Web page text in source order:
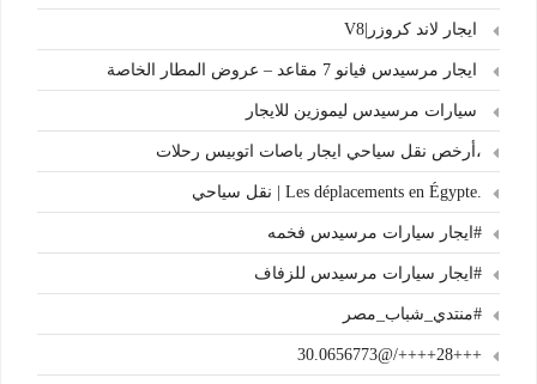
ايجار لاند كروزر|V8
ايجار مرسيدس فيانو 7 مقاعد – عروض المطار الخاصة
سيارات مرسيدس ليموزين للايجار
،أرخص نقل سياحي ايجار باصات اتوبيس رحلات
#ايجار سيارات مرسيدس فخمه
#ايجار سيارات مرسيدس للزفاف
#منتدي_شباب_مصر
+++28++++/@30.0656773